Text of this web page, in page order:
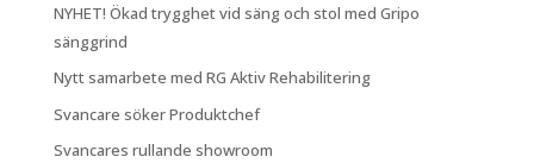
NYHET! Ökad trygghet vid säng och stol med Gripo
sänggrind
Nytt samarbete med RG Aktiv Rehabilitering
Svancare söker Produktchef
Svancares rullande showroom